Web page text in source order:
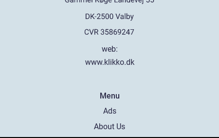
web:
www.klikko.dk
Menu
Ads
About Us